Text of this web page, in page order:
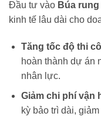
Đầu tư vào Búa
kinh tế lâu dài cho
Tăng tốc độ thi
hoàn thành dự án
nhân lực.
Giảm chi phí vận
kỳ bảo trì dài,